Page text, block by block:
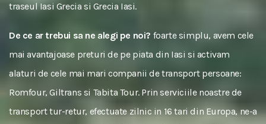
traseul Iasi Grecia si Grecia Iasi.
De ce ar trebui sa ne alegi pe noi? foarte simplu, avem cele
mai avantajoase preturi de pe piata din Iasi si activam
alaturi de cele mai mari companii de transport persoane:
Romfour, Giltrans si Tabita Tour. Prin serviciile noastre de
transport tur-retur, efectuate zilnic in 16 tari din Europa, ne-a